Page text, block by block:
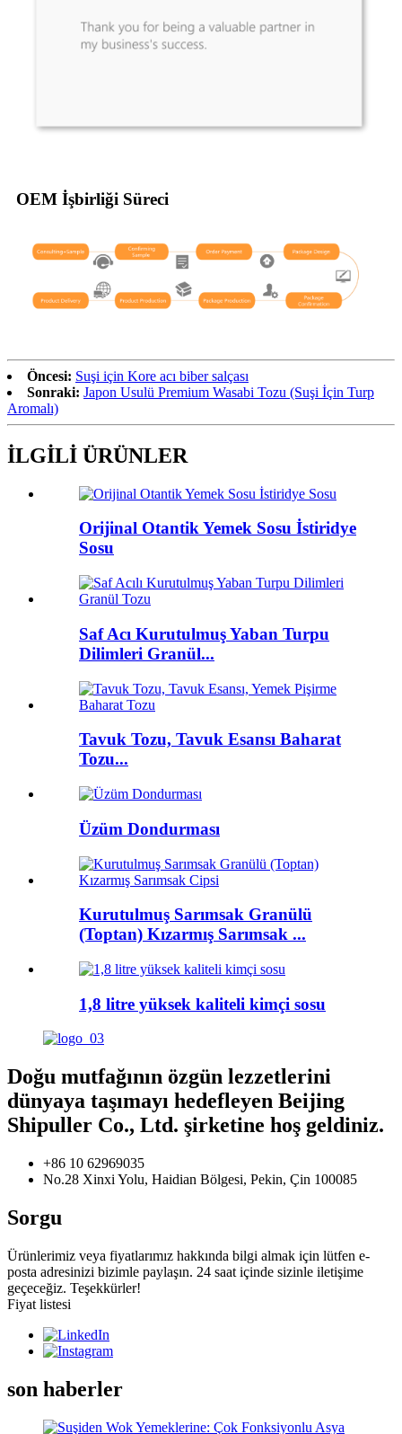
OEM İşbirliği Süreci
Öncesi: Suşi için Kore acı biber salçası
Sonraki: Japon Usulü Premium Wasabi Tozu (Suşi İçin Turp
Aromalı)
İLGİLİ ÜRÜNLER
Orijinal Otantik Yemek Sosu İstiridye
Sosu
Saf Acı Kurutulmuş Yaban Turpu
Dilimleri Granül...
Tavuk Tozu, Tavuk Esansı Baharat
Tozu...
Üzüm Dondurması
Kurutulmuş Sarımsak Granülü
(Toptan) Kızarmış Sarımsak ...
1,8 litre yüksek kaliteli kimçi sosu
Doğu mutfağının özgün lezzetlerini
dünyaya taşımayı hedefleyen Beijing
Shipuller Co., Ltd. şirketine hoş geldiniz.
+86 10 62969035
No.28 Xinxi Yolu, Haidian Bölgesi, Pekin, Çin 100085
Sorgu
Ürünlerimiz veya fiyatlarımız hakkında bilgi almak için lütfen e-
posta adresinizi bizimle paylaşın. 24 saat içinde sizinle iletişime
geçeceğiz. Teşekkürler!
Fiyat listesi
son haberler